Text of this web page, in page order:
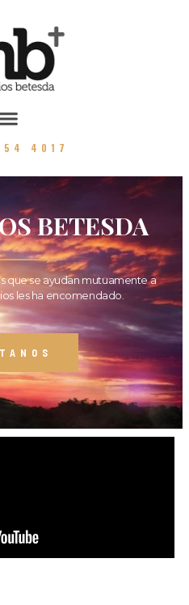
4017
BETESDA
que se ayudan mutuamente a
les ha encomendado.